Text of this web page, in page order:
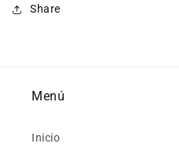
Share
Menú
Inicio